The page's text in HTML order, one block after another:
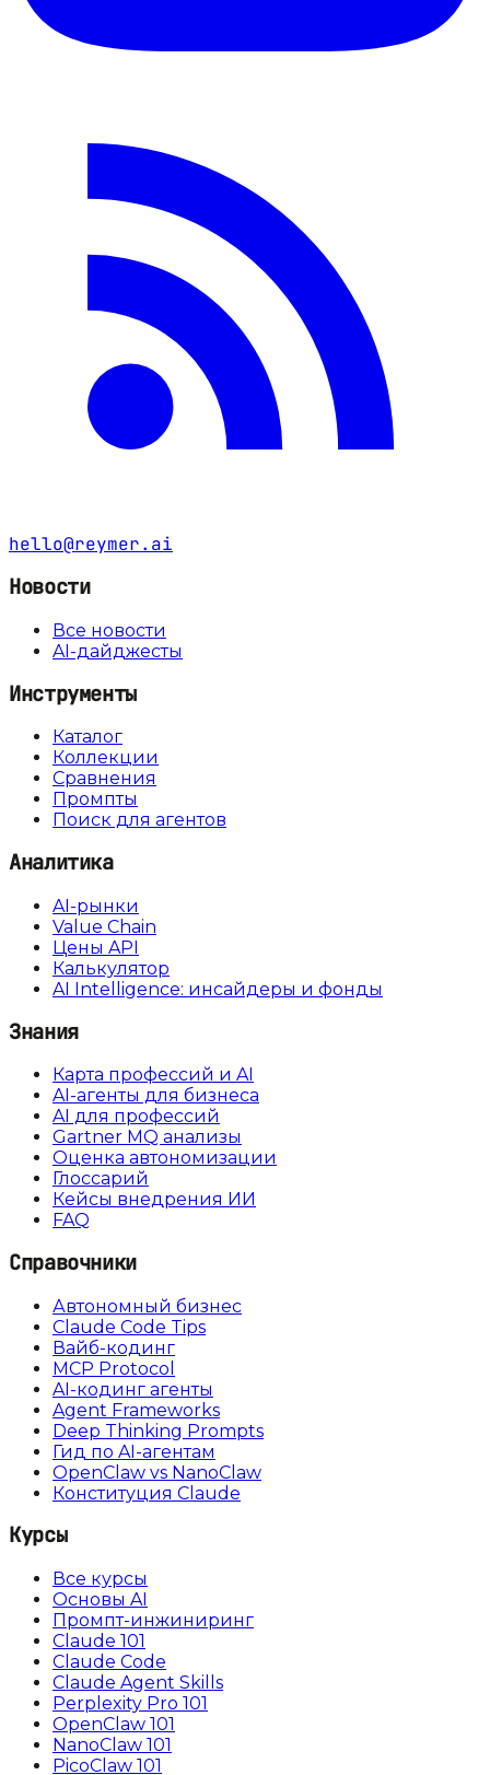
hello@reymer.ai
Новости
Все новости
AI-дайджесты
Инструменты
Каталог
Коллекции
Сравнения
Промпты
Поиск для агентов
Аналитика
AI-рынки
Value Chain
Цены API
Калькулятор
AI Intelligence: инсайдеры и фонды
Знания
Карта профессий и AI
AI-агенты для бизнеса
AI для профессий
Gartner MQ анализы
Оценка автономизации
Глоссарий
Кейсы внедрения ИИ
FAQ
Справочники
Автономный бизнес
Claude Code Tips
Вайб-кодинг
MCP Protocol
AI-кодинг агенты
Agent Frameworks
Deep Thinking Prompts
Гид по AI-агентам
OpenClaw vs NanoClaw
Конституция Claude
Курсы
Все курсы
Основы AI
Промпт-инжиниринг
Claude 101
Claude Code
Claude Agent Skills
Perplexity Pro 101
OpenClaw 101
NanoClaw 101
PicoClaw 101